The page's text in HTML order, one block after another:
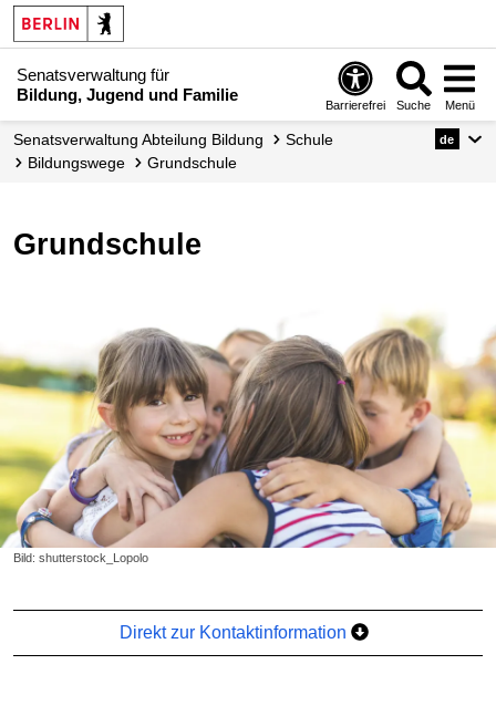
Senatsverwaltung für
Bildung, Jugend und Familie
Barrierefrei Suche Menü
Senats­verwaltung Abteilung Bildung
Schule
Bildungswege
Grundschule
de
Grundschule
Bild: shutterstock_Lopolo
Direkt zur Kontaktinformation